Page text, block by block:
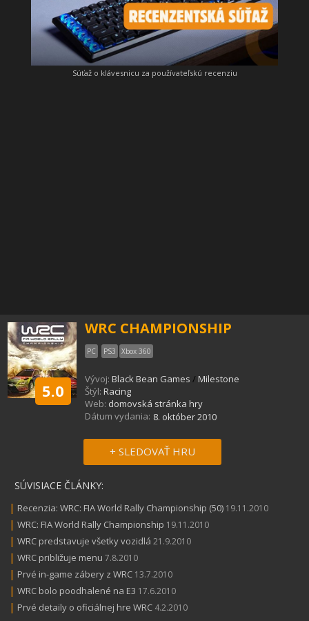
Súťaž o klávesnicu za používateľskú recenziu
5.0
WRC CHAMPIONSHIP
PC PS3 Xbox 360
Vývoj: Black Bean Games / Milestone
Štýl: Racing
Web: domovská stránka hry
Dátum vydania: 8. október 2010
+ SLEDOVAŤ HRU
SÚVISIACE ČLÁNKY:
| Recenzia: WRC: FIA World Rally Championship (50) 19.11.2010
| WRC: FIA World Rally Championship 19.11.2010
| WRC predstavuje všetky vozidlá 21.9.2010
| WRC približuje menu 7.8.2010
| Prvé in-game zábery z WRC 13.7.2010
| WRC bolo poodhalené na E3 17.6.2010
| Prvé detaily o oficiálnej hre WRC 4.2.2010